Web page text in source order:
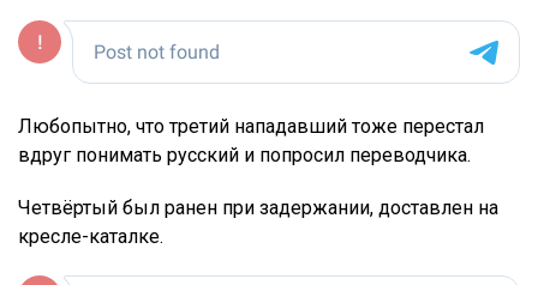
Любопытно, что третий нападавший тоже перестал
вдруг понимать русский и попросил переводчика.
Четвёртый был ранен при задержании, доставлен на
кресле-каталке.